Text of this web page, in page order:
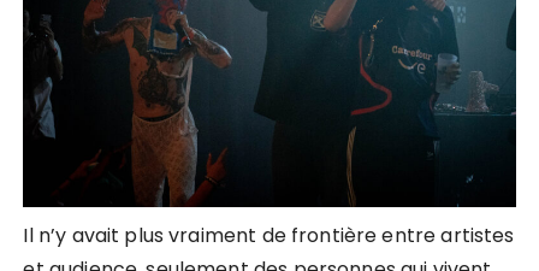
Il n’y avait plus vraiment de frontière entre artistes